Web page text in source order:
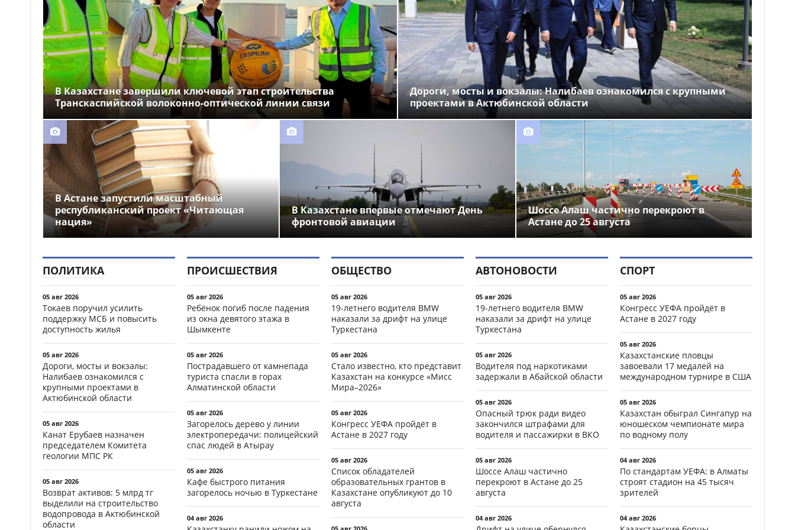
устроили праздник для
крокодила
12:26
Почти 12 тысяч км
электросетей отремонтировали
в Казахстане
В Казахстане завершили ключевой этап строительства
Транскаспийской волоконно-оптической линии связи
Дороги, мосты и вокзалы: Налибаев ознакомился с крупными
проектами в Актюбинской области
В Астане запустили масштабный
республиканский проект «Читающая
нация»
В Казахстане впервые отмечают День
фронтовой авиации
Шоссе Алаш частично перекроют в
Астане до 25 августа
ПОЛИТИКА
05 авг 2026
Токаев поручил усилить
поддержку МСБ и повысить
доступность жилья
05 авг 2026
Дороги, мосты и вокзалы:
Налибаев ознакомился с
крупными проектами в
Актюбинской области
05 авг 2026
Канат Ерубаев назначен
председателем Комитета
геологии МПС РК
05 авг 2026
Возврат активов: 5 млрд тг
выделили на строительство
водопровода в Актюбинской
области
ПРОИСШЕСТВИЯ
05 авг 2026
Ребёнок погиб после падения
из окна девятого этажа в
Шымкенте
05 авг 2026
Пострадавшего от камнепада
туриста спасли в горах
Алматинской области
05 авг 2026
Загорелось дерево у линии
электропередачи: полицейский
спас людей в Атырау
05 авг 2026
Кафе быстрого питания
загорелось ночью в Туркестане
04 авг 2026
ОБЩЕСТВО
05 авг 2026
19-летнего водителя BMW
наказали за дрифт на улице
Туркестана
05 авг 2026
Стало известно, кто представит
Казахстан на конкурсе «Мисс
Мира–2026»
05 авг 2026
Конгресс УЕФА пройдёт в
Астане в 2027 году
05 авг 2026
Список обладателей
образовательных грантов в
Казахстане опубликуют до 10
августа
АВТОНОВОСТИ
05 авг 2026
19-летнего водителя BMW
наказали за дрифт на улице
Туркестана
05 авг 2026
Водителя под наркотиками
задержали в Абайской области
05 авг 2026
Опасный трюк ради видео
закончился штрафами для
водителя и пассажирки в ВКО
05 авг 2026
Шоссе Алаш частично
перекроют в Астане до 25
августа
04 авг 2026
СПОРТ
05 авг 2026
Конгресс УЕФА пройдёт в
Астане в 2027 году
05 авг 2026
Казахстанские пловцы
завоевали 17 медалей на
международном турнире в США
05 авг 2026
Казахстан обыграл Сингапур на
юношеском чемпионате мира
по водному полу
04 авг 2026
По стандартам УЕФА: в Алматы
строят стадион на 45 тысяч
зрителей
04 авг 2026